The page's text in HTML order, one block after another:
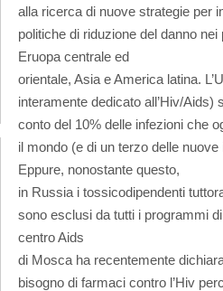
alla ricerca di nuove strategie per
politiche di riduzione del danno
Eruopa centrale ed
orientale, Asia e America latina.
interamente dedicato all’Hiv/Aids)
conto del 10% delle infezioni che
il mondo (e di un terzo delle nuove
Eppure, nonostante questo,
in Russia i tossicodipendenti
sono esclusi da tutti i programmi
centro Aids
di Mosca ha recentemente
bisogno di farmaci contro l’Hiv